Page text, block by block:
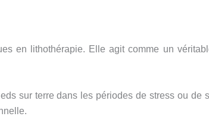
en lithothérapie. Elle agit comme un
sur terre dans les périodes de stress ou